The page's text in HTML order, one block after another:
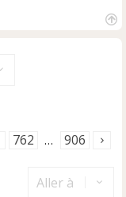
762 … 906
Aller à